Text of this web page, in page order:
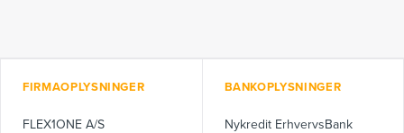
FIRMAOPLYSNINGER
FLEX1ONE A/S
BANKOPLYSNINGER
Nykredit ErhvervsBank